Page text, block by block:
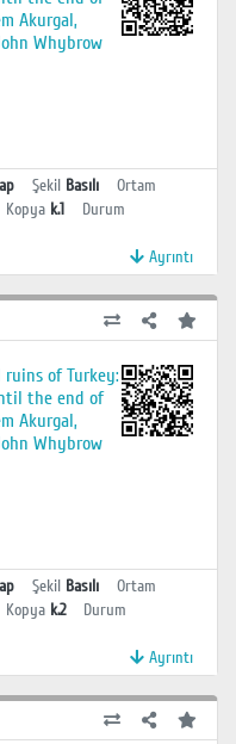
Akurgal,
Whybrow
Şekil Basılı
Ortam
Kopya k.1
Durum
Ayrıntı
of Turkey:
the end of
Akurgal,
Whybrow
Şekil Basılı
Ortam
Kopya k.2
Durum
Ayrıntı